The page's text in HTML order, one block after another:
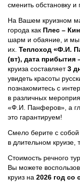
сменить обстановку и
На Вашем круизном
города как Плес –
шарм и обаяние, и мы
их. Теплоход «Ф.И.
(вт), дата прибытия
круиза составляет3
увидеть красоты
познакомитесь с
в различных
«Ф.И. Панферов», а
это гарантируем!
Смело берите с собой
в длительном круизе,
Стоимость речного
Вы можете
круиз на 2026 год со